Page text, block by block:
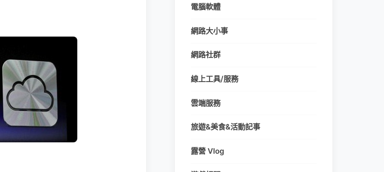
電腦軟體
網路大小事
網路社群
線上工具/服務
雲端服務
旅遊&美食&活動記事
露營 Vlog